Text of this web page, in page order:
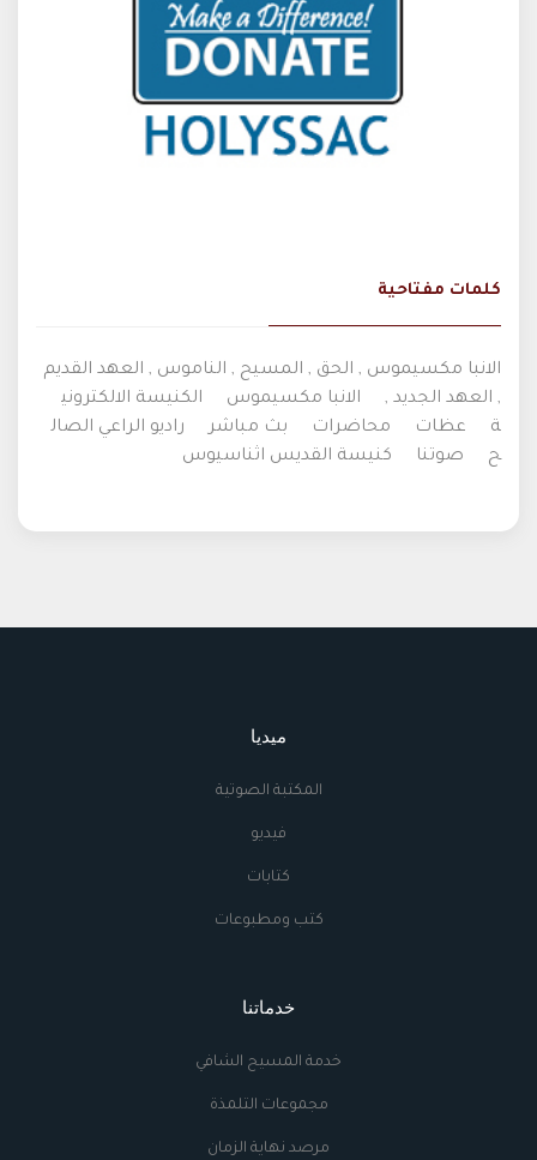
كلمات مفتاحية
الانبا مكسيموس , الحق , المسيح , الناموس , العهد القديم
, العهد الجديد ,
الانبا مكسيموس
الكنيسة الالكتروني
ة
عظات محاضرات بث مباشر
راديو الراعي الصال
ح
صوتنا كنيسة القديس اثناسيوس
ميديا
المكتبة الصوتية
فيديو
كتابات
كتب ومطبوعات
خدماتنا
خدمة المسيح الشافي
مجموعات التلمذة
مرصد نهاية الزمان